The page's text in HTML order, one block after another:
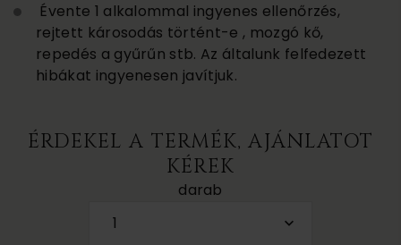
Évente 1 alkalommal ingyenes ellenőrzés,
rejtett károsodás történt-e , mozgó kő,
repedés a gyűrűn stb. Az általunk felfedezett
hibákat ingyenesen javítjuk.
ÉRDEKEL A TERMÉK, AJÁNLATOT
KÉREK
darab
1